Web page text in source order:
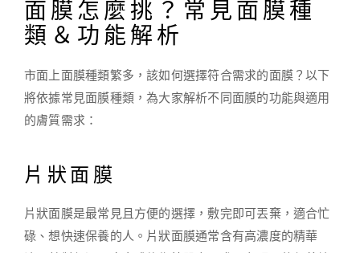
面膜怎麼挑？常見面膜種
類＆功能解析
市面上面膜種類繁多，該如何選擇符合需求的面膜？以下
將依據常見面膜種類，為大家解析不同面膜的功能與適用
的膚質需求：
片狀面膜
片狀面膜是最常見且方便的選擇，敷完即可丟棄，適合忙
碌、想快速保養的人。片狀面膜通常含有高濃度的精華